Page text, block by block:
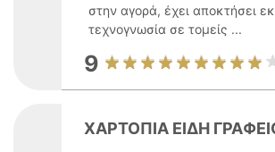
στην αγορά, έχει αποκτήσει
τεχνογνωσία σε τομείς ...
9
ΧΑΡΤΟΠΙΑ ΕΙΔΗ